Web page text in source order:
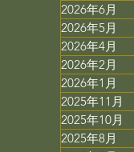
2026年6月
2026年5月
2026年4月
2026年2月
2026年1月
2025年11月
2025年10月
2025年8月